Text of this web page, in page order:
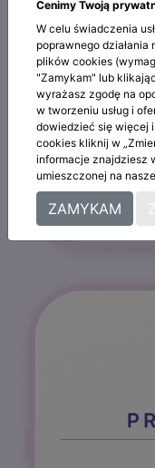
Cenimy Twoją
W celu świadczenia
poprawnego
plików cookies
"Zamykam" lub
wyrażasz zgodę na
w tworzeniu usług i
dowiedzieć się więcej
cookies kliknij w
informacje znajdziesz
umieszczonej na
ZAMYKAM